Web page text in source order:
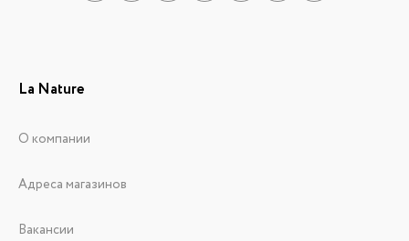
La Nature
О компании
Адреса магазинов
Вакансии